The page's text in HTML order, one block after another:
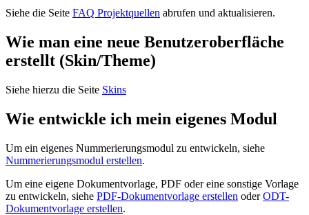
Siehe die Seite FAQ Projektquellen abrufen und aktualisieren.
Wie man eine neue Benutzeroberfläche
erstellt (Skin/Theme)
Siehe hierzu die Seite Skins
Wie entwickle ich mein eigenes Modul
Um ein eigenes Nummerierungsmodul zu entwickeln, siehe
Nummerierungsmodul erstellen.
Um eine eigene Dokumentvorlage, PDF oder eine sonstige Vorlage
zu entwickeln, siehe PDF-Dokumentvorlage erstellen oderODT-
Dokumentvorlage erstellen.